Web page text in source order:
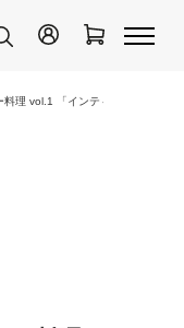
理 vol.1 「インティライミ」